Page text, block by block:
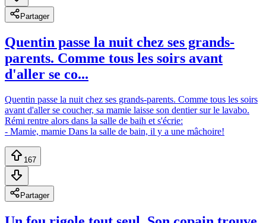
Partager
Quentin passe la nuit chez ses grands-
parents. Comme tous les soirs avant
d'aller se co...
Quentin passe la nuit chez ses grands-parents. Comme tous les soirs
avant d'aller se coucher, sa mamie laisse son dentier sur le lavabo.
Rémi rentre alors dans la salle de baih et s'écrie:
- Mamie, mamie Dans la salle de bain, il y a une mâchoire!
167
Partager